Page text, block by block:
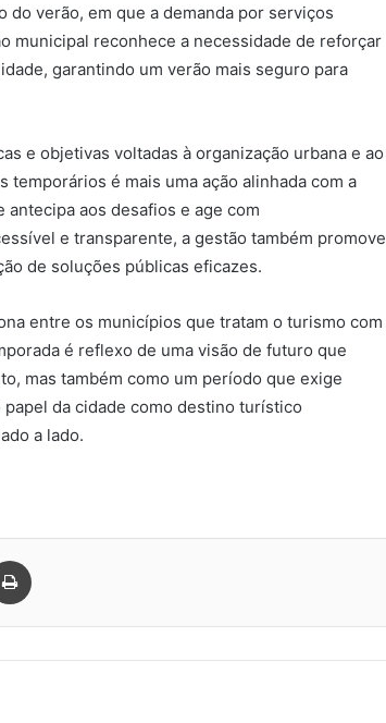
verão, em que a demanda por serviços
municipal reconhece a necessidade de reforçar
garantindo um verão mais seguro para
e objetivas voltadas à organização urbana e ao
é mais uma ação alinhada com a
aos desafios e age com
e transparente, a gestão também promove
de soluções públicas eficazes.
entre os municípios que tratam o turismo com
é reflexo de uma visão de futuro que
mas também como um período que exige
da cidade como destino turístico
a lado.